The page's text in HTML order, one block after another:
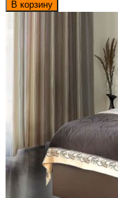
В корзину